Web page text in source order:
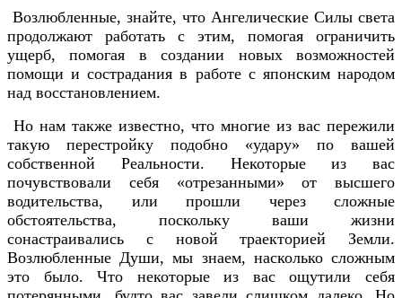
Возлюбленные, знайте, что Ангелические Силы света
продолжают работать с этим, помогая ограничить
ущерб, помогая в создании новых возможностей
помощи и сострадания в работе с японским народом
над восстановлением.
Но нам также известно, что многие из вас пережили
такую перестройку подобно «удару» по вашей
собственной Реальности. Некоторые из вас
почувствовали себя «отрезанными» от высшего
водительства, или прошли через сложные
обстоятельства, поскольку ваши жизни
сонастраивались с новой траекторией Земли.
Возлюбленные Души, мы знаем, насколько сложным
это было. Что некоторые из вас ощутили себя